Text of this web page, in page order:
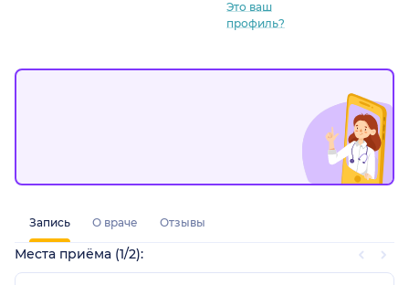
Это ваш
профиль?
Запись О враче Отзывы
Места приёма (1/2):